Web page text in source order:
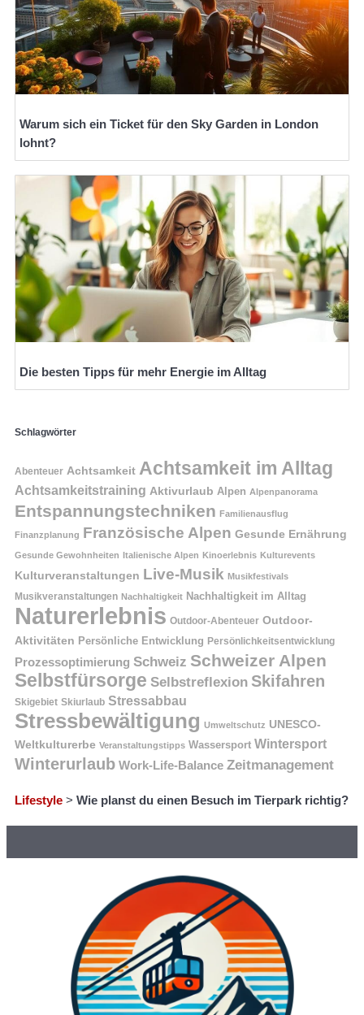
Warum sich ein Ticket für den Sky Garden in London
lohnt?
Die besten Tipps für mehr Energie im Alltag
Schlagwörter
Abenteuer Achtsamkeit Achtsamkeit im Alltag
Achtsamkeitstraining Aktivurlaub Alpen Alpenpanorama
Entspannungstechniken Familienausflug
Finanzplanung Französische Alpen Gesunde Ernährung
Gesunde Gewohnheiten Italienische Alpen Kinoerlebnis Kulturevents
Kulturveranstaltungen Live-Musik Musikfestivals
Musikveranstaltungen Nachhaltigkeit Nachhaltigkeit im Alltag
Naturerlebnis Outdoor-Abenteuer Outdoor-
Aktivitäten Persönliche Entwicklung Persönlichkeitsentwicklung
Prozessoptimierung Schweiz Schweizer Alpen
Selbstfürsorge Selbstreflexion Skifahren
Skigebiet Skiurlaub Stressabbau
Stressbewältigung Umweltschutz UNESCO-
Weltkulturerbe Veranstaltungstipps Wassersport Wintersport
Winterurlaub Work-Life-Balance Zeitmanagement
Lifestyle > Wie planst du einen Besuch im Tierpark richtig?